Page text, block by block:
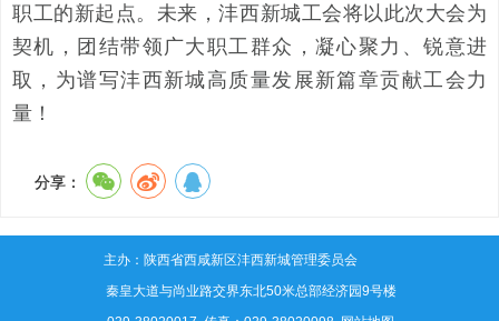
职工的新起点。未来，沣西新城工会将以此次大会为
契机，团结带领广大职工群众，凝心聚力、锐意进
取，为谱写沣西新城高质量发展新篇章贡献工会力
量！
分享：
主办：陕西省西咸新区沣西新城管理委员会
地址：秦皇大道与尚业路交界东北50米总部经济园9号楼